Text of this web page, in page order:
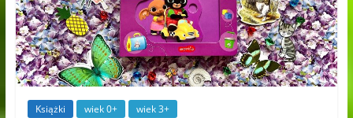
Książki wiek 0+ wiek 3+